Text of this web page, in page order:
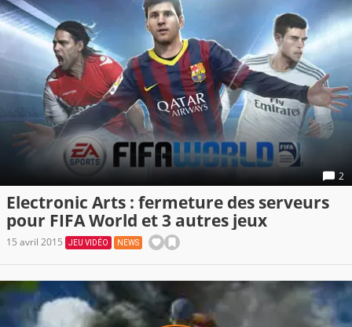
2
Electronic Arts : fermeture des serveurs
pour FIFA World et 3 autres jeux
15 avril 2015 JEU VIDÉO NEWS